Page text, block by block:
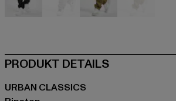
PRODUKT DETAILS
URBAN CLASSICS